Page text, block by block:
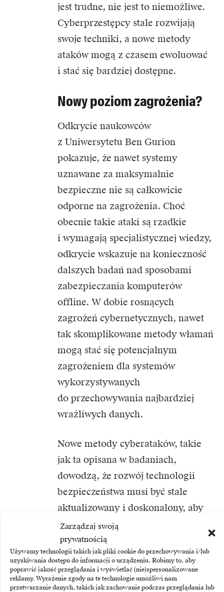
Zarządzaj swoją
prywatnością
Używamy technologii takich jak pliki cookie do przechowywania i/lub
uzyskiwania dostępu do informacji o urządzeniu. Robimy to, aby
poprawić jakość przeglądania i wyświetlać (nie)spersonalizowane
reklamy. Wyrażenie zgody na te technologie umożliwi nam
przetwarzanie danych, takich jak zachowanie podczas przeglądania lub
jest trudne, nie jest to niemożliwe.
Cyberprzestępcy stale rozwijają
swoje techniki, a nowe metody
ataków mogą z czasem ewoluować
i stać się bardziej dostępne.
Nowy poziom zagrożenia?
Odkrycie naukowców
z Uniwersytetu Ben Gurion
pokazuje, że nawet systemy
uznawane za maksymalnie
bezpieczne nie są całkowicie
odporne na zagrożenia. Choć
obecnie takie ataki są rzadkie
i wymagają specjalistycznej wiedzy,
odkrycie wskazuje na konieczność
dalszych badań nad sposobami
zabezpieczania komputerów
offline. W dobie rosnących
zagrożeń cybernetycznych, nawet
tak skomplikowane metody włamań
mogą stać się potencjalnym
zagrożeniem dla systemów
wykorzystywanych
do przechowywania najbardziej
wrażliwych danych.
Nowe metody cyberataków, takie
jak ta opisana w badaniach,
dowodzą, że rozwój technologii
bezpieczeństwa musi być stale
aktualizowany i doskonalony, aby
nadążać za postępami w technikach
włamań.